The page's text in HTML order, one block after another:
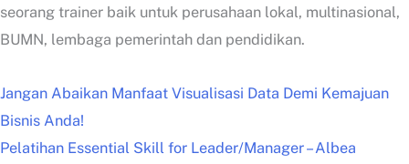
seorang trainer baik untuk perusahaan lokal, multinasional,
BUMN, lembaga pemerintah dan pendidikan.
Jangan Abaikan Manfaat Visualisasi Data Demi Kemajuan
Bisnis Anda!
Pelatihan Essential Skill for Leader/Manager – Albea